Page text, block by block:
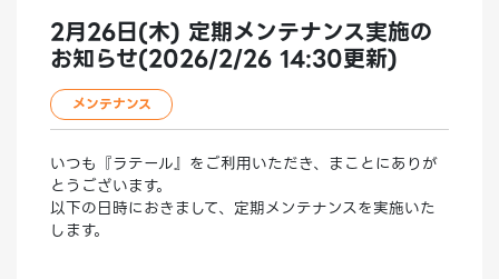
2月26日(木) 定期メンテナンス実施の
お知らせ(2026/2/26 14:30更新)
メンテナンス
いつも『ラテール』をご利用いただき、まことにありが
とうございます。
以下の日時におきまして、定期メンテナンスを実施いた
します。